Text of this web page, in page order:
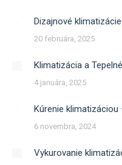
Dizajnové
20 februára, 2025
Klimatizácia a
4 januára, 2025
Kúrenie
6 novembra, 2024
Vykurovanie